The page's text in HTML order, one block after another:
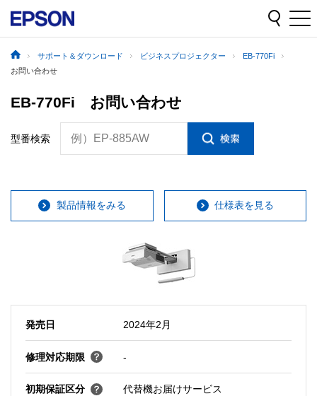
サポート＆ダウンロード ビジネスプロジェクター
EB-770Fi
お問い合わせ
EB-770Fi お問い合わせ
型番検索 例）EP-885AW
製品情報をみる 仕様表を見る
発売日 2024年2月
修理対応期限 -
初期保証区分 代替機お届けサービス